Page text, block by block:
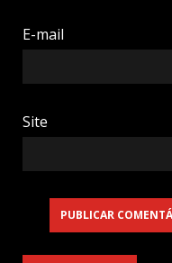
E-mail
Site